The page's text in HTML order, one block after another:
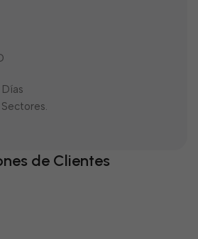
de Clientes